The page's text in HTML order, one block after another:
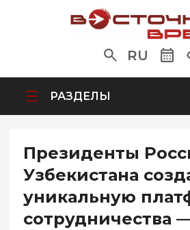
RU
РАЗДЕЛЫ
Президенты
Узбекистана
уникальную
сотрудничества